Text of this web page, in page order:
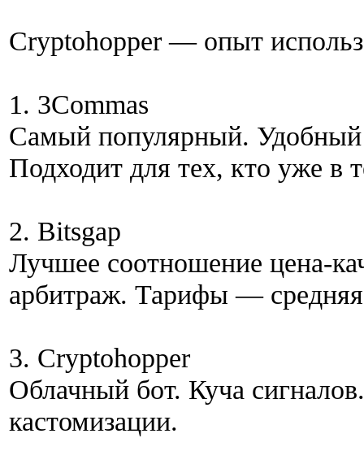
Cryptohopper — опыт
1. 3Commas
Самый популярный.
Подходит для тех, кто уже в
2. Bitsgap
Лучшее соотношение цена-
арбитраж. Тарифы —
3. Cryptohopper
Облачный бот. Куча
кастомизации.